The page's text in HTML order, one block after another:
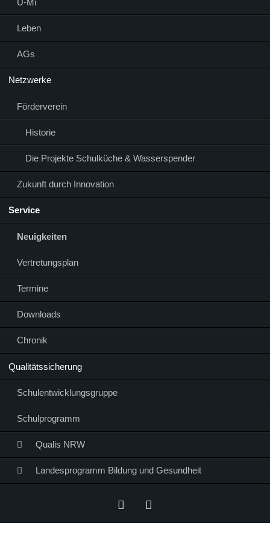
Leben
AGs
Netzwerke
Förderverein
Historie
Die Projekte Schulküche & Wasserspender
Zukunft durch Innovation
Service
Neuigkeiten
Vertretungsplan
Termine
Downloads
Chronik
Qualitätssicherung
Schulentwicklungsgruppe
Schulprogramm
Qualis NRW
Landesprogramm Bildung und Gesundheit